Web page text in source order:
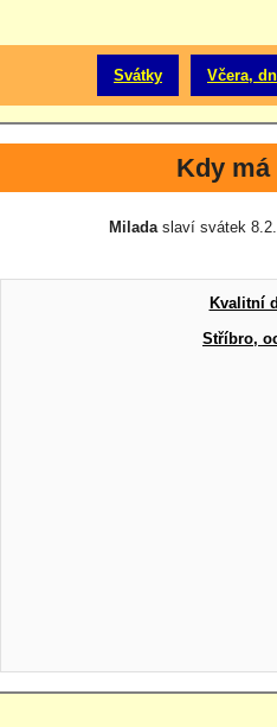
Svátky Včera,
Kdy má
Miladaslaví svátek
Kvalitní
Stříbro,